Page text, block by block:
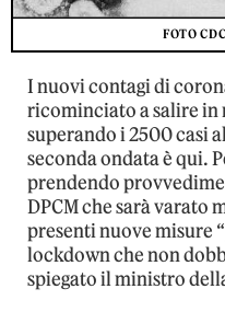
FOTO
I nuovi contagi di
ricominciato a salire in
superando i 2500 casi
seconda ondata è qui.
prendendo
DPCM che sarà varato
presenti nuove misure
lockdown che non
spiegato il ministro